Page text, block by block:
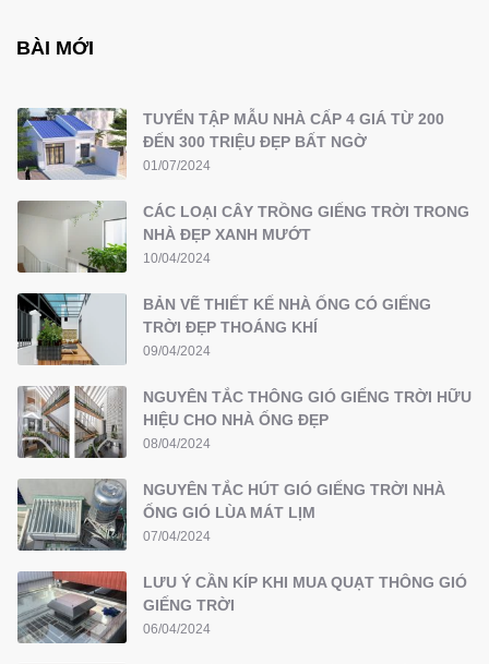
BÀI MỚI
TUYỂN TẬP MẪU NHÀ CẤP 4 GIÁ TỪ 200
ĐẾN 300 TRIỆU ĐẸP BẤT NGỜ
01/07/2024
CÁC LOẠI CÂY TRỒNG GIẾNG TRỜI TRONG
NHÀ ĐẸP XANH MƯỚT
10/04/2024
BẢN VẼ THIẾT KẾ NHÀ ỐNG CÓ GIẾNG
TRỜI ĐẸP THOÁNG KHÍ
09/04/2024
NGUYÊN TẮC THÔNG GIÓ GIẾNG TRỜI HỮU
HIỆU CHO NHÀ ỐNG ĐẸP
08/04/2024
NGUYÊN TẮC HÚT GIÓ GIẾNG TRỜI NHÀ
ỐNG GIÓ LÙA MÁT LỊM
07/04/2024
LƯU Ý CẦN KÍP KHI MUA QUẠT THÔNG GIÓ
GIẾNG TRỜI
06/04/2024